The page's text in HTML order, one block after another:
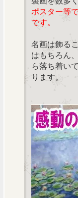
ポスター等
です。
名画は飾る
はもちろん
ら落ち着い
ります。